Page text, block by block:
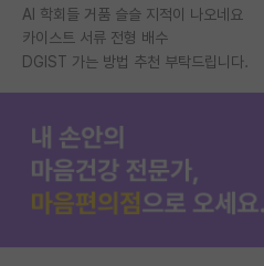
AI 학회들 거품 슬슬 지적이 나오네요
카이스트 서류 전형 배수
DGIST 가는 방법 추천 부탁드립니다.